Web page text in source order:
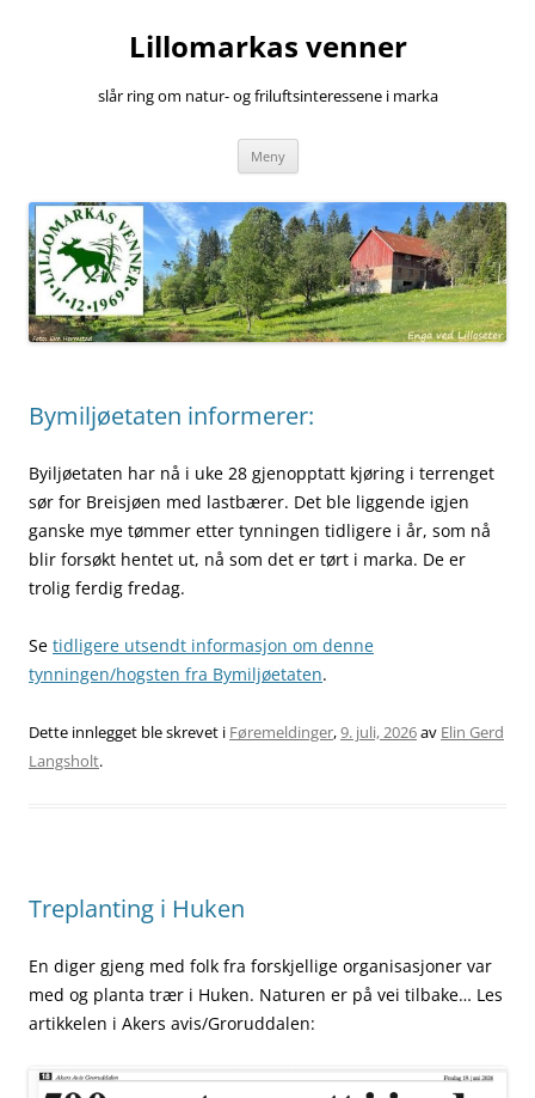
Lillomarkas venner
slår ring om natur- og friluftsinteressene i marka
Meny
Bymiljøetaten informerer:
Byiljøetaten har nå i uke 28 gjenopptatt kjøring i terrenget
sør for Breisjøen med lastbærer. Det ble liggende igjen
ganske mye tømmer etter tynningen tidligere i år, som nå
blir forsøkt hentet ut, nå som det er tørt i marka. De er
trolig ferdig fredag.
Se tidligere utsendt informasjon om denne
tynningen/hogsten fra Bymiljøetaten.
Dette innlegget ble skrevet i Føremeldinger,9. juli, 2026av Elin Gerd
Langsholt.
Treplanting i Huken
En diger gjeng med folk fra forskjellige organisasjoner var
med og planta trær i Huken. Naturen er på vei tilbake… Les
artikkelen i Akers avis/Groruddalen: